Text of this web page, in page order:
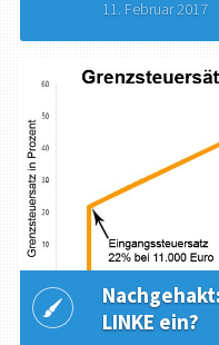
11. Februar 2017
LINKE ein?